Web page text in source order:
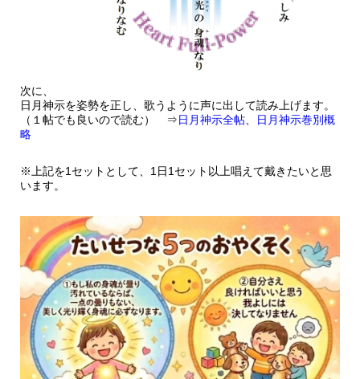
次に、
日月神示を姿勢を正し、歌うように声に出して読み上げます。
（１帖でも良いので読む） ⇒日月神示全帖、
日月神示巻別概
略
※上記を1セットとして、1日1セット以上唱えて戴きたいと思
います。